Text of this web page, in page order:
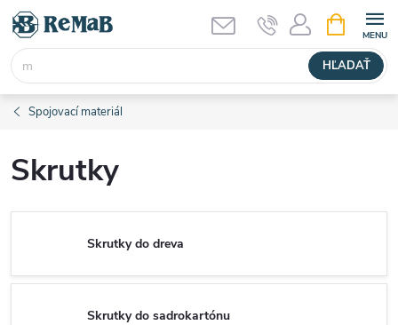
Prejsť
obsah
HĽADAŤ
KOŠÍK
Spojovací materiál
Skrutky
Skrutky do dreva
Skrutky do sadrokartónu